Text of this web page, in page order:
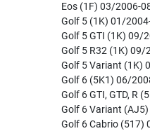
Eos (1F) 03/2006-
Golf 5 (1K) 01/
Golf 5 GTI (1K) 09/
Golf 5 R32 (1K)
Golf 5 Variant (1K)
Golf 6 (5K1) 06/
Golf 6 GTI, GTD, R
Golf 6 Variant
Golf 6 Cabrio